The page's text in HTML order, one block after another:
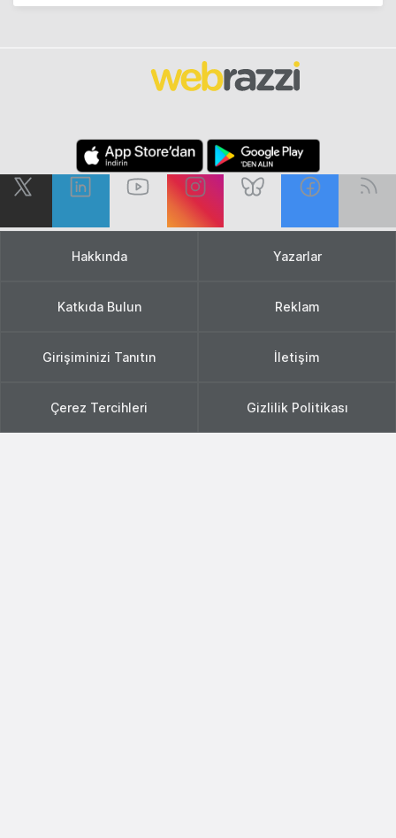
Hakkında Yazarlar
Katkıda Bulun Reklam
Girişiminizi Tanıtın İletişim
Çerez Tercihleri Gizlilik Politikası